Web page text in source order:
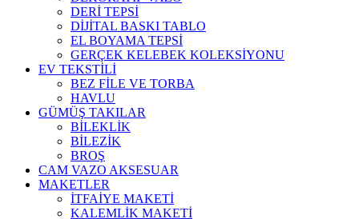
DERİ TEPSİ
DİJİTAL BASKI TABLO
EL BOYAMA TEPSİ
GERÇEK KELEBEK KOLEKSİYONU
EV TEKSTİLİ
BEZ FİLE VE TORBA
HAVLU
GÜMÜŞ TAKILAR
BİLEKLİK
BİLEZİK
BROŞ
CAM VAZO AKSESUAR
MAKETLER
İTFAİYE MAKETİ
KALEMLİK MAKETİ